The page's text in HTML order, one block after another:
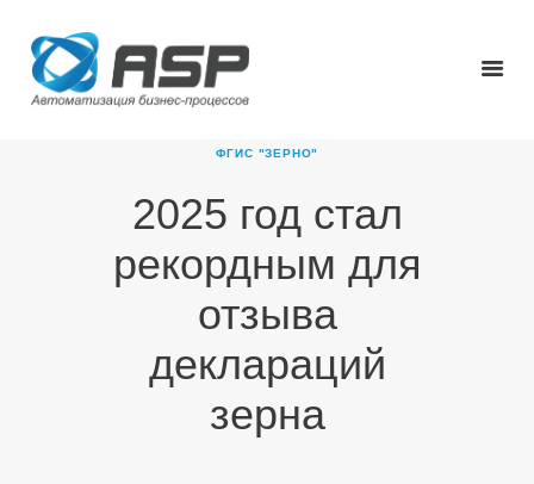
ФГИС "ЗЕРНО"
2025 год стал
рекордным для
отзыва
деклараций
зерна
ГЛАВНАЯ
О КОМПАНИИ
НОВОСТИ
КАРЬЕРА
ПАРТНЕРЫ
КОНТАКТЫ